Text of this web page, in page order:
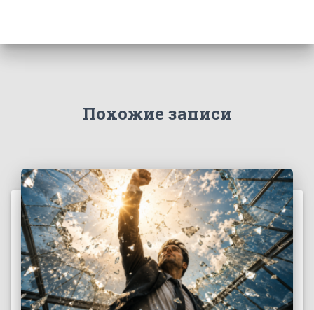
Похожие записи